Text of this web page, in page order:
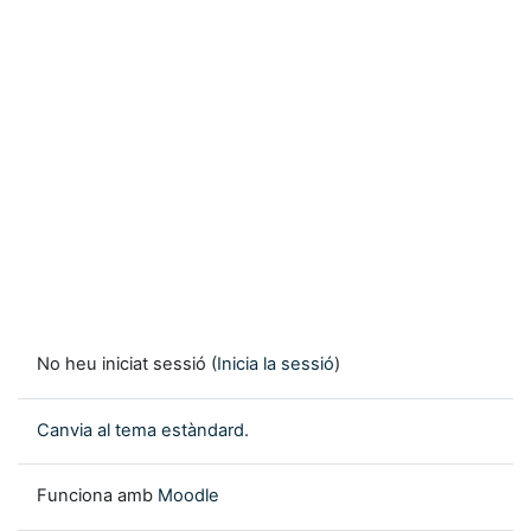
No heu iniciat sessió (Inicia la sessió)
Canvia al tema estàndard.
Funciona amb Moodle